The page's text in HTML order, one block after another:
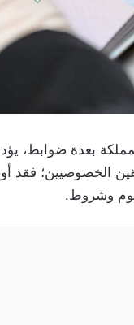
بعدة ضوابط،
الخصوصيين؛ فقد
وشروط.